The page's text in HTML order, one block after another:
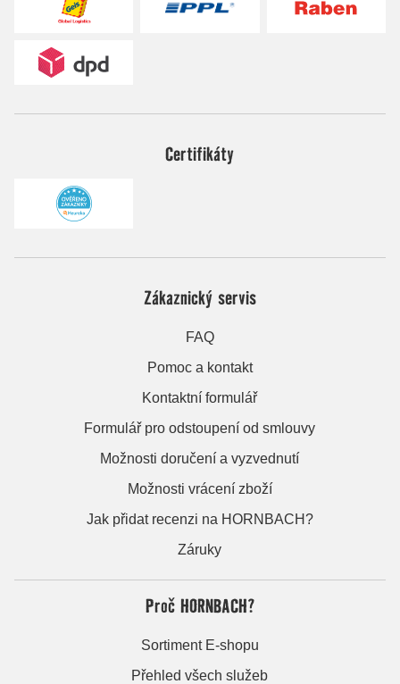
Certifikáty
Zákaznický servis
FAQ
Pomoc a kontakt
Kontaktní formulář
Formulář pro odstoupení od smlouvy
Možnosti doručení a vyzvednutí
Možnosti vrácení zboží
Jak přidat recenzi na HORNBACH?
Záruky
Proč HORNBACH?
Sortiment E-shopu
Přehled všech služeb